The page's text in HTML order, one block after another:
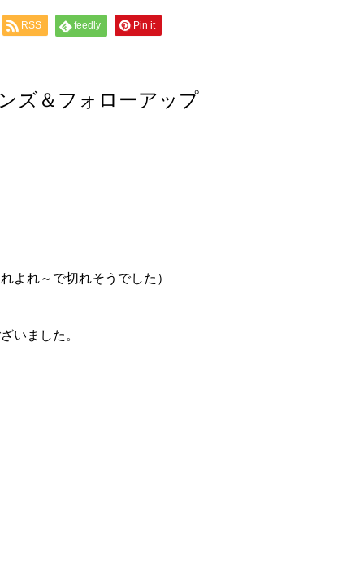
RSS feedly Pin it
＆フォローアップ
よれ～で切れそうでした）
いました。